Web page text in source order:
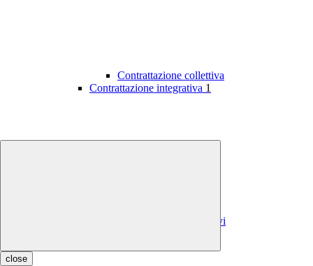
close
Contrattazione collettiva
Contrattazione integrativa 1
Costi contratti integrativi